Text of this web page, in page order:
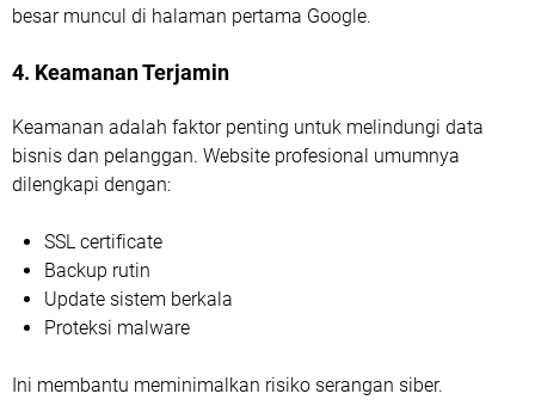
besar muncul di halaman pertama Google.
4. Keamanan Terjamin
Keamanan adalah faktor penting untuk melindungi data
bisnis dan pelanggan. Website profesional umumnya
dilengkapi dengan:
SSL certificate
Backup rutin
Update sistem berkala
Proteksi malware
Ini membantu meminimalkan risiko serangan siber.